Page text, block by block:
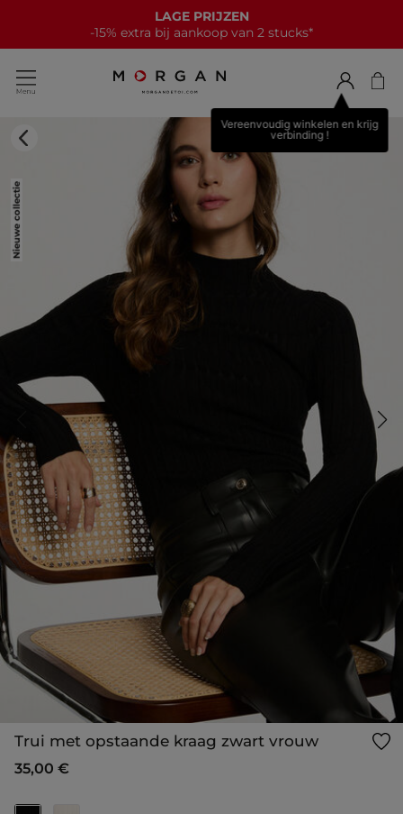
LAGE PRIJZEN
-15% extra bij aankoop van 2 stucks*
Vereenvoudig winkelen en krijg
verbinding !
Nieuwe collectie
Trui met opstaande kraag zwart vrouw
35,00 €